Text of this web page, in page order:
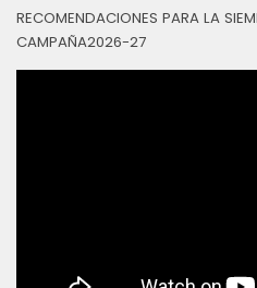
RECOMENDACIONES PARA LA
CAMPAÑA2026-27